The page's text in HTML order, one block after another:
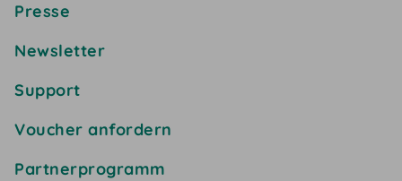
Presse
Newsletter
Support
Voucher anfordern
Partnerprogramm